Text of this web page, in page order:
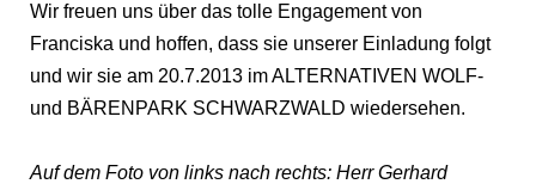
Wir freuen uns über das tolle Engagement von
Franciska und hoffen, dass sie unserer Einladung folgt
und wir sie am 20.7.2013 im ALTERNATIVEN WOLF-
und BÄRENPARK SCHWARZWALD wiedersehen.
Auf dem Foto von links nach rechts: Herr Gerhard